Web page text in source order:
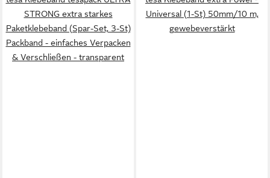
STRONG extra starkes
Paketklebeband (Spar-Set, 3-St)
Packband - einfaches Verpacken
& Verschließen - transparent
Universal (1-St) 50mm/10 m,
gewebeverstärkt